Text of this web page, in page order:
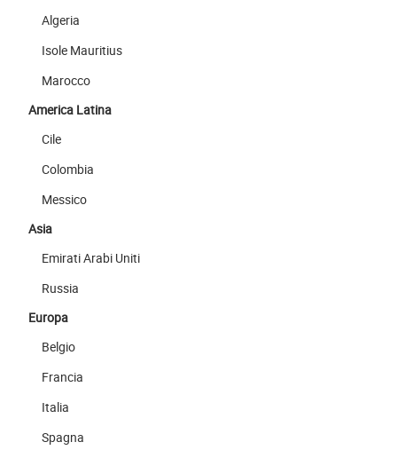
Algeria
Isole Mauritius
Marocco
America Latina
Cile
Colombia
Messico
Asia
Emirati Arabi Uniti
Russia
Europa
Belgio
Francia
Italia
Spagna